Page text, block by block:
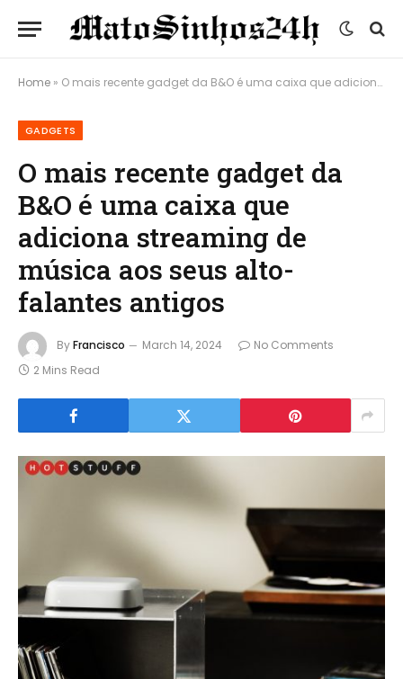
Home » O mais recente gadget da B&O é uma caixa que adiciona streaming de música aos seus alto-falantes antigos
GADGETS
O mais recente gadget da
B&O é uma caixa que
adiciona streaming de
música aos seus alto-
falantes antigos
ByFrancisco March 14, 2024
No Comments
2 Mins Read